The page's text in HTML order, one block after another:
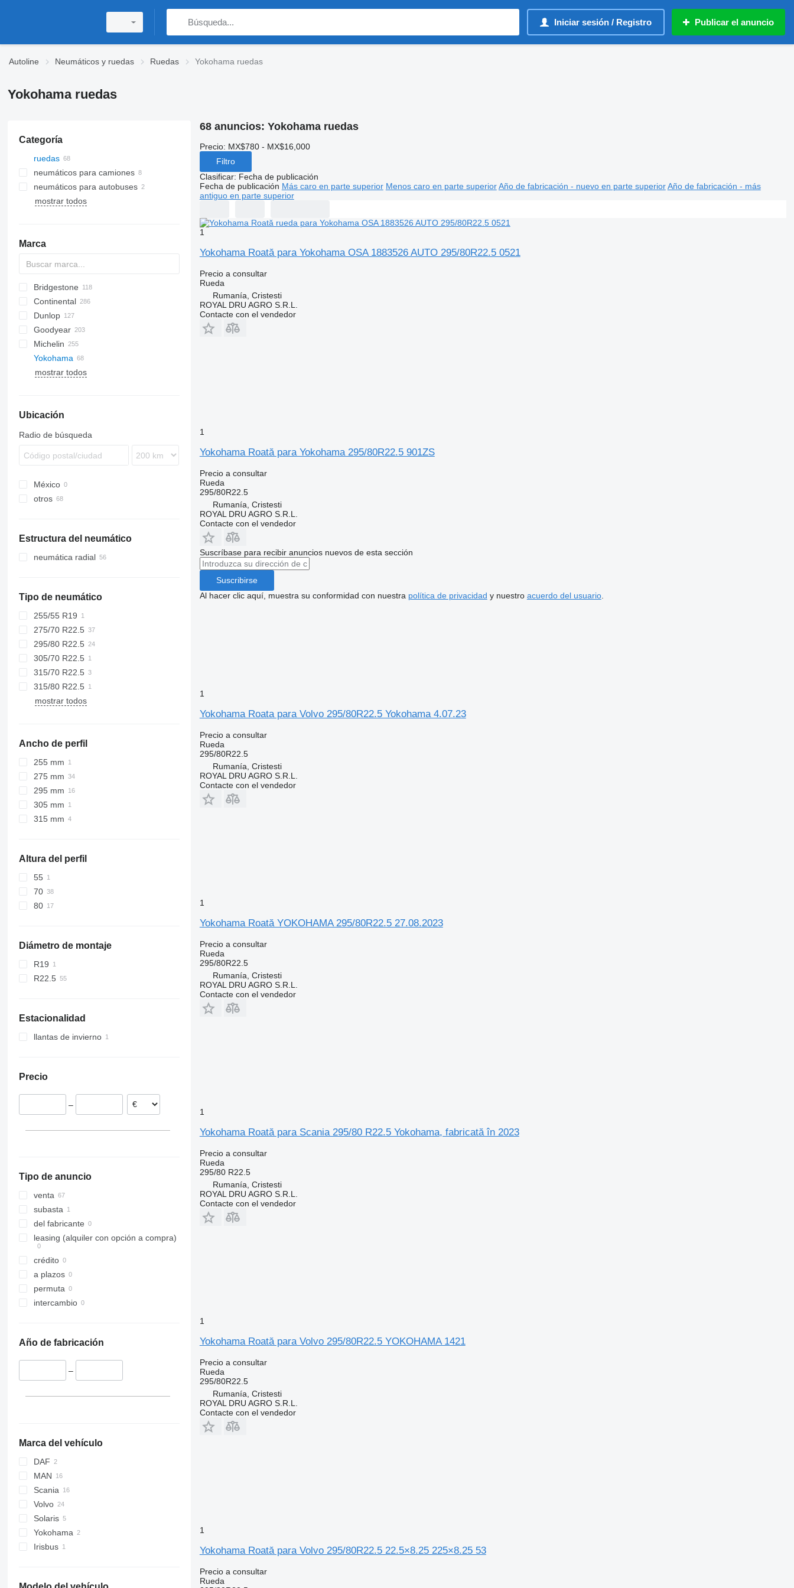
Iniciar sesión / Registro Publicar el anuncio
Autoline Neumáticos y ruedas Ruedas Yokohama ruedas
Yokohama ruedas
Categoría
ruedas
neumáticos para camiones
neumáticos para autobuses
mostrar todos
Marca
HG
A-series
2-Series
R-Series
X-Series
Bridgestone
Blizzak W
M729
R-series
R164
R297
TH
Atles
C-series
Conspeed
Corto
Dominator
Jaguar
Targo
Continental
HDR
HSL
HSR
HTR
MPT
Dunlop
SP
F-series
Vario
Goodyear
FUELMAX
LHD
LHS
TH
EuroCargo
Stralis
Crossway
6M
6175
6810
8600
9620
9780
Z-series
A-series
TGA
Actros
Atego
GLC
Michelin
XDA
XZA
EM
CX
T-series
Atleon
Cabstar
FH
FR
Magnum
Mascott
Avant
Eskimo HP
Urbino
Land Cruiser
ZL
Yokohama
mostrar todos
Ubicación
Radio de búsqueda
México
otros
Dinamarca
Estructura del neumático
neumática radial
Tipo de neumático
255/55 R19
275/70 R22.5
295/80 R22.5
305/70 R22.5
315/70 R22.5
315/80 R22.5
mostrar todos
Ancho de perfil
255 mm
275 mm
295 mm
305 mm
315 mm
Altura del perfil
55
70
80
Diámetro de montaje
R19
R22.5
Estacionalidad
llantas de invierno
Precio
–
Tipo de anuncio
venta
subasta
del fabricante
leasing (alquiler con opción a compra)
crédito
a plazos
permuta
intercambio
Año de fabricación
–
Marca del vehículo
DAF
MAN
Scania
Volvo
Solaris
Yokohama
Irisbus
68 anuncios: Yokohama ruedas
Precio: MX$780 - MX$16,000
Filtro
Clasificar: Fecha de publicación
Fecha de publicación Más caro en parte superior Menos caro en parte superior Año de fabricación - nuevo en parte superior Año de fabricación - más
antiguo en parte superior
1
Yokohama Roată para Yokohama OSA 1883526 AUTO 295/80R22.5 0521
Precio a consultar
Rueda
Rumanía, Cristesti
ROYAL DRU AGRO S.R.L.
Contacte con el vendedor
1
Yokohama Roată para Yokohama 295/80R22.5 901ZS
Precio a consultar
Rueda
295/80R22.5
Rumanía, Cristesti
ROYAL DRU AGRO S.R.L.
Contacte con el vendedor
Suscríbase para recibir anuncios nuevos de esta sección
Suscribirse
Al hacer clic aquí, muestra su conformidad con nuestra política de privacidad y nuestro acuerdo del usuario.
1
Yokohama Roata para Volvo 295/80R22.5 Yokohama 4.07.23
Precio a consultar
Rueda
295/80R22.5
Rumanía, Cristesti
ROYAL DRU AGRO S.R.L.
Contacte con el vendedor
1
Yokohama Roată YOKOHAMA 295/80R22.5 27.08.2023
Precio a consultar
Rueda
295/80R22.5
Rumanía, Cristesti
ROYAL DRU AGRO S.R.L.
Contacte con el vendedor
1
Yokohama Roată para Scania 295/80 R22.5 Yokohama, fabricată în 2023
Precio a consultar
Rueda
295/80 R22.5
Rumanía, Cristesti
ROYAL DRU AGRO S.R.L.
Contacte con el vendedor
1
Yokohama Roată para Volvo 295/80R22.5 YOKOHAMA 1421
Precio a consultar
Rueda
295/80R22.5
Rumanía, Cristesti
ROYAL DRU AGRO S.R.L.
Contacte con el vendedor
1
Yokohama Roată para Volvo 295/80R22.5 22.5×8.25 225×8.25 53
Precio a consultar
Rueda